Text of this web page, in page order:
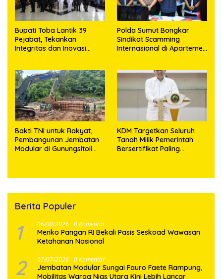
Bupati Toba Lantik 39
Pejabat, Tekankan
Integritas dan Inovasi
Polda Sumut Bongkar
Sindikat Scamming
Internasional di Apartemen
Bakti TNI untuk Rakyat,
Pembangunan Jembatan
Modular di Gunungsitoli
KDM Targetkan Seluruh
Tanah Milik Pemerintah
Bersertifikat Paling
Berita Populer
1 06/08/2026 0 Komentar
Menko Pangan RI Bekali Pasis Seskoad Wawasan
Ketahanan Nasional
2 07/07/2026 0 Komentar
Jembatan Modular Sungai Fauro Faete Rampung,
Mobilitas Warga Nias Utara Kini Lebih Lancar